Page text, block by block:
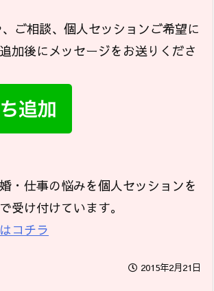
ご相談、個人セッションご希望に
加後にメッセージをお送りくださ
・仕事の悩みを個人セッションを
受け付けています。
コチラ
2015年2月21日